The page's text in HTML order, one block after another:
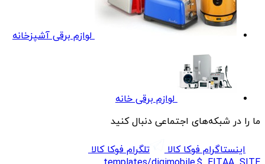
لوازم برقی آشپزخانه
لوازم برقی خانه
ما را در شبکه‌های اجتماعی دنبال کنید
اینستاگرام فوکا کالا
تلگرام فوکا کالا